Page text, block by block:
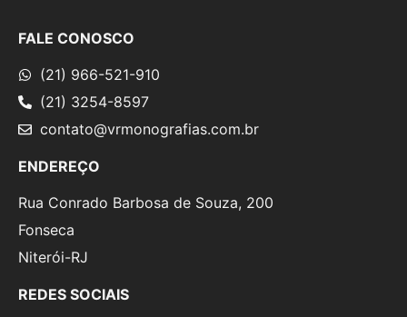
FALE CONOSCO
(21) 966-521-910
(21) 3254-8597
contato@vrmonografias.com.br
ENDEREÇO
Rua Conrado Barbosa de Souza, 200
Fonseca
Niterói-RJ
REDES SOCIAIS